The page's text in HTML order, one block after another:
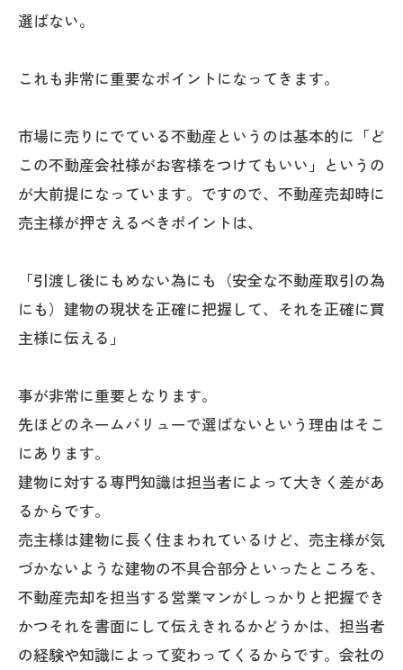
選ばない。
これも非常に重要なポイントになってきます。
市場に売りにでている不動産というのは基本的に「ど
この不動産会社様がお客様をつけてもいい」というの
が大前提になっています。ですので、不動産売却時に
売主様が押さえるべきポイントは、
「引渡し後にもめない為にも（安全な不動産取引の為
にも）建物の現状を正確に把握して、それを正確に買
主様に伝える」
事が非常に重要となります。
先ほどのネームバリューで選ばないという理由はそこ
にあります。
建物に対する専門知識は担当者によって大きく差があ
るからです。
売主様は建物に長く住まわれているけど、売主様が気
づかないような建物の不具合部分といったところを、
不動産売却を担当する営業マンがしっかりと把握でき
かつそれを書面にして伝えきれるかどうかは、担当者
の経験や知識によって変わってくるからです。会社の